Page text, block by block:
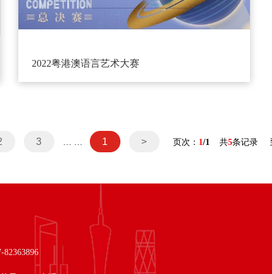
2022粤港澳语言艺术大赛
3 1 > 页次： 1 /1 共5条记录
82363896